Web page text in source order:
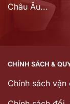
Châu Âu...
CHÍNH SÁCH &
Chính sách